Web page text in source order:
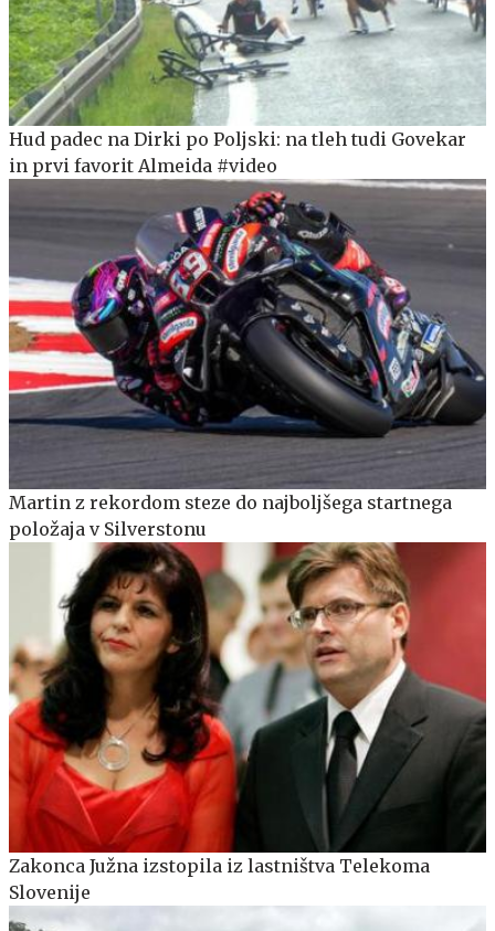
Hud padec na Dirki po Poljski: na tleh tudi Govekar
in prvi favorit Almeida #video
Martin z rekordom steze do najboljšega startnega
položaja v Silverstonu
Zakonca Južna izstopila iz lastništva Telekoma
Slovenije